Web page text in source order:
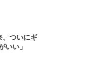
、ついにギ
いい」